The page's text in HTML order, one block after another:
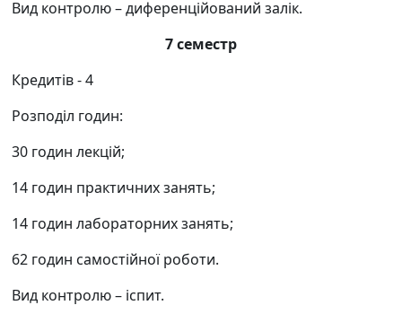
Вид контролю–диференційований залік.
7 семестр
Кредитів- 4
Розподіл годин:
30 годин лекцій;
14 годин практичних занять;
14 годин лабораторнихзанять;
62 годин самостійноїроботи.
Вид контролю– іспит.